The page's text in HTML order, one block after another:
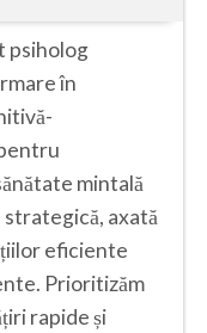
psiholog
în
mintală
axată
eficiente
Prioritizăm
rapide și